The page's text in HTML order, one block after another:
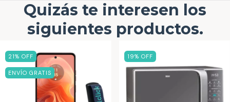
Quizás te interesen los
siguientes productos.
21% OFF
ENVÍO GRATIS
19% OFF